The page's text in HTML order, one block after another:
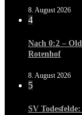
8. August 2026
4
Nach 0:2 –
Rotenhof
8. August 2026
5
SV